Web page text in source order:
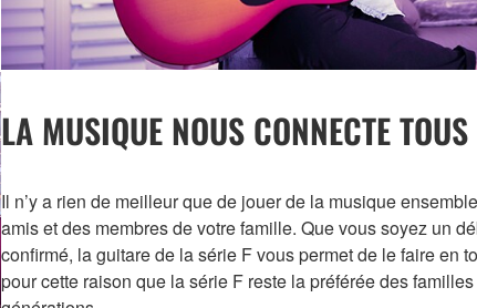
LA MUSIQUE NOUS CONNECTE TOUS
Il n’y a rien de meilleur que de jouer de la musique
amis et des membres de votre famille. Que vous soyez un
confirmé, la guitare de la série F vous permet de le faire en
pour cette raison que la série F reste la préférée des